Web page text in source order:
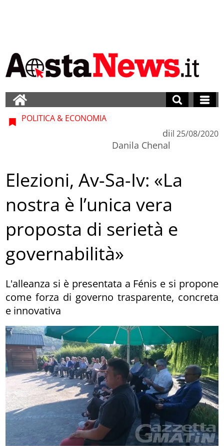
POLITICA & ECONOMIA
di
Danila Chenal
il 25/08/2020
Elezioni, Av-Sa-Iv: «La
nostra è l’unica vera
proposta di serietà e
governabilità»
L'alleanza si è presentata a Fénis e si propone
come forza di governo trasparente, concreta
e innovativa